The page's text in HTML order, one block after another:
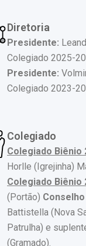
Diretoria
Presidente:
Colegiado 2025-
Presidente:
Colegiado 2023-
Colegiado
Colegiado Biênio
Horlle (Igrejinha)
Colegiado Biênio
(Portão) Conselho
Battistella (Nova
Patrulha) e
(Gramado).